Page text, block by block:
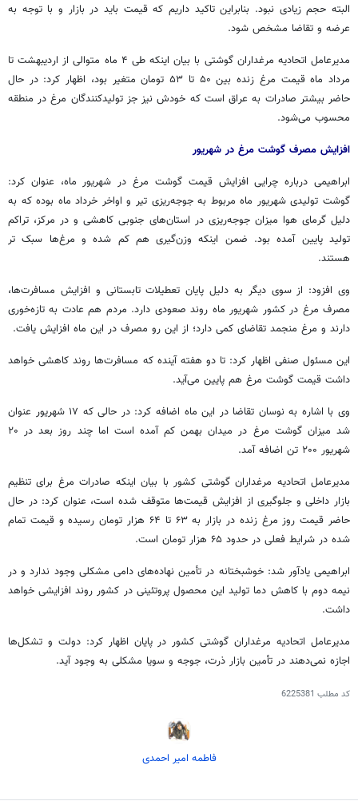
البته حجم زیادی نبود. بنابراین تاکید داریم که قیمت باید در بازار و با توجه به
عرضه و تقاضا مشخص شود.
مدیرعامل اتحادیه مرغداران گوشتی با بیان اینکه طی ۴ ماه متوالی از اردیبهشت تا
مرداد ماه قیمت مرغ زنده بین ۵۰ تا ۵۳ تومان متغیر بود، اظهار کرد: در حال
حاضر بیشتر صادرات به عراق است که خودش نیز جز تولیدکنندگان مرغ در منطقه
محسوب می‌شود.
افزایش مصرف گوشت مرغ در شهریور
ابراهیمی درباره چرایی افزایش قیمت گوشت مرغ در شهریور ماه، عنوان کرد:
گوشت تولیدی شهریور ماه مربوط به جوجه‌ریزی تیر و اواخر خرداد ماه بوده که به
دلیل گرمای هوا میزان جوجه‌ریزی در استان‌های جنوبی کاهشی و در مرکز، تراکم
تولید پایین آمده بود. ضمن اینکه وزن‌گیریهم کم شده و مرغ‌ها سبک تر
هستند.
وی افزود: از سوی دیگر به دلیل پایان تعطیلات تابستانی و افزایش مسافرت‌ها،
مصرف مرغ در کشور شهریور ماه روند صعودی دارد. مردم هم عادت به تازه‌خوری
دارند و مرغ منجمد تقاضای کمی دارد؛ از این رو مصرف در این ماه افزایش یافت.
این مسئول صنفی اظهار کرد: تا دو هفته آینده که مسافرت‌ها روند کاهشی خواهد
داشت قیمت گوشت مرغ هم پایین می‌آید.
وی با اشاره به نوسان تقاضا در این ماه اضافه کرد: در حالی که ۱۷ شهریور عنوان
شد میزان گوشت مرغ در میدان بهمن کم آمده است اما چند روز بعد در ۲۰
شهریور ۲۰۰ تن اضافه آمد.
مدیرعامل اتحادیه مرغداران گوشتی کشور با بیان اینکه صادرات مرغ برای تنظیم
بازار داخلی و جلوگیری از افزایش قیمت‌ها متوقف شده است، عنوان کرد: در حال
حاضر قیمت روز مرغ زنده در بازار به ۶۳ تا ۶۴ هزار تومان رسیده و قیمت تمام
شده در شرایط فعلی در حدود ۶۵ هزار تومان است.
ابراهیمی یادآور شد: خوشبختانه در تأمین نهاده‌های دامی مشکلی وجود ندارد و در
نیمه دوم با کاهش دما تولید این محصول پروتئینی در کشور روند افزایشی خواهد
داشت.
مدیرعامل اتحادیه مرغداران گوشتی کشور در پایان اظهار کرد: دولت و تشکل‌ها
اجازه نمی‌دهند در تأمین بازار ذرت، جوجه و سویا مشکلی به وجود آید.
کد مطلب 6225381
فاطمه امیر احمدی